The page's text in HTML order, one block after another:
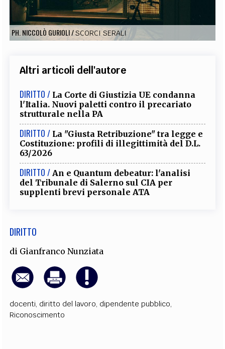
SOCIAL MEDIA
PH. NICCOLÒ GURIOLI/SCORCI SERALI
Altri articoli dell'autore
DIRITTO / La Corte di Giustizia UE condanna
l'Italia. Nuovi paletti contro il precariato
strutturale nella PA
DIRITTO / La "Giusta Retribuzione" tra legge e
Costituzione: profili di illegittimità del D.L.
63/2026
DIRITTO / An e Quantum debeatur: l'analisi
del Tribunale di Salerno sul CIA per
supplenti brevi personale ATA
DIRITTO
di Gianfranco Nunziata
docenti, diritto del lavoro, dipendente pubblico,
Riconoscimento